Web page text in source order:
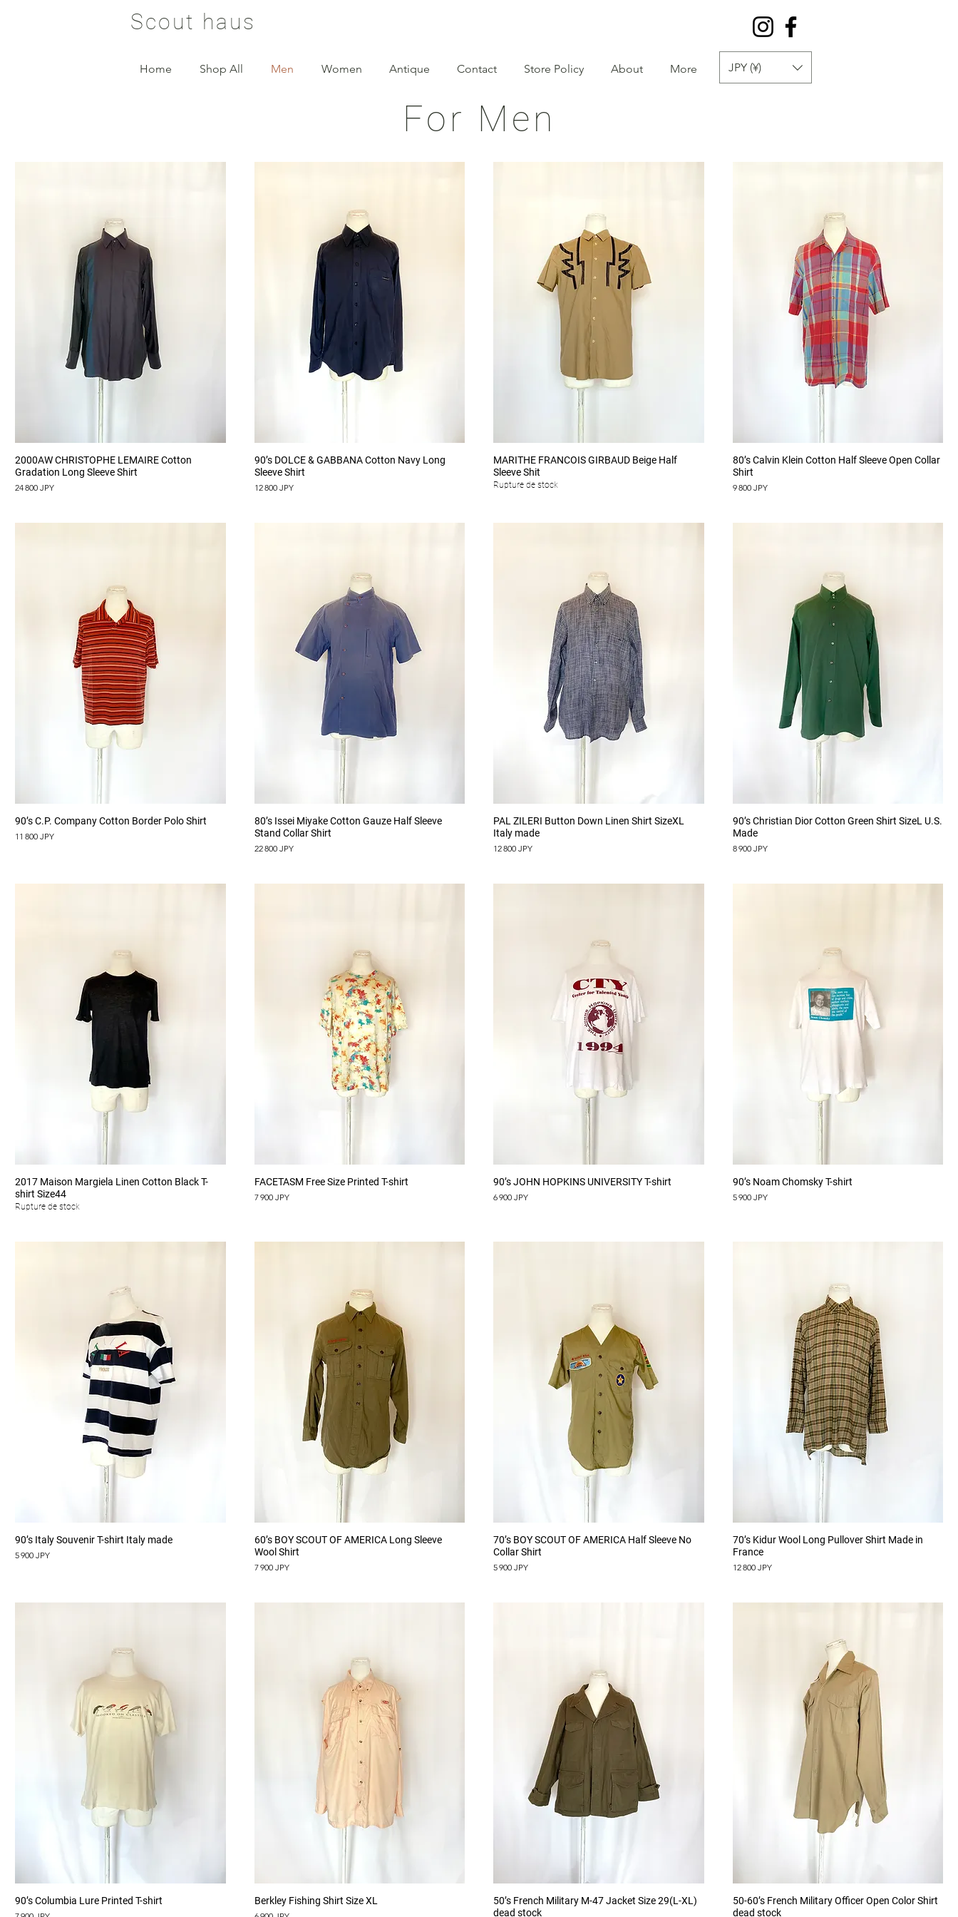
Scout haus
Home Shop All Men Women Antique Contact Store Policy About More JPY (¥)
For Men
Aperçu rapide
2000AW CHRISTOPHE LEMAIRE Cotton
Gradation Long Sleeve Shirt
Prix
24 800 JPY
Aperçu rapide
90’s DOLCE & GABBANA Cotton Navy Long
Sleeve Shirt
Prix
12 800 JPY
Aperçu rapide
MARITHE FRANCOIS GIRBAUD Beige Half
Sleeve Shit
Rupture de stock
Aperçu rapide
80’s Calvin Klein Cotton Half Sleeve Open Collar
Shirt
Prix
9 800 JPY
Aperçu rapide
90’s C.P. Company Cotton Border Polo Shirt
Prix
11 800 JPY
Aperçu rapide
80’s Issei Miyake Cotton Gauze Half Sleeve
Stand Collar Shirt
Prix
22 800 JPY
Aperçu rapide
PAL ZILERI Button Down Linen Shirt SizeXL
Italy made
Prix
12 800 JPY
Aperçu rapide
90’s Christian Dior Cotton Green Shirt SizeL U.S.
Made
Prix
8 900 JPY
Aperçu rapide
2017 Maison Margiela Linen Cotton Black T-
shirt Size44
Rupture de stock
Aperçu rapide
FACETASM Free Size Printed T-shirt
Prix
7 900 JPY
Aperçu rapide
90’s JOHN HOPKINS UNIVERSITY T-shirt
Prix
6 900 JPY
Aperçu rapide
90’s Noam Chomsky T-shirt
Prix
5 900 JPY
Aperçu rapide
90’s Italy Souvenir T-shirt Italy made
Prix
5 900 JPY
Aperçu rapide
60’s BOY SCOUT OF AMERICA Long Sleeve
Wool Shirt
Prix
7 900 JPY
Aperçu rapide
70’s BOY SCOUT OF AMERICA Half Sleeve No
Collar Shirt
Prix
5 900 JPY
Aperçu rapide
70’s Kidur Wool Long Pullover Shirt Made in
France
Prix
12 800 JPY
Aperçu rapide
90’s Columbia Lure Printed T-shirt Aperçu rapide
Berkley Fishing Shirt Size XL Aperçu rapide
50’s French Military M-47 Jacket Size 29(L-XL)
dead stock
Aperçu rapide
50-60’s French Military Officer Open Color Shirt
dead stock